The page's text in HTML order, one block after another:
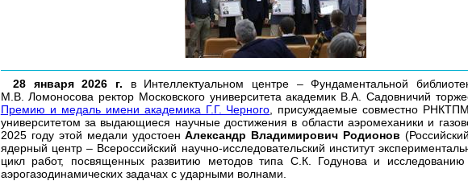
28 января 2026 г. в Интеллектуальном центре – Фундаментальной
М.В. Ломоносова ректор Московского университета академик В.А. Садовничий
Премию и медаль имени академика Г.Г. Черного , присуждаемые совместно
университетом за выдающиеся научные достижения в области аэромеханики и
2025 году этой медали удостоенАлександр Владимирович Родионов
ядерный центр – Всероссийский научно-исследовательский институт
цикл работ, посвященных развитию методов типа С.К. Годунова и
аэрогазодинамических задачах с ударными волнами.